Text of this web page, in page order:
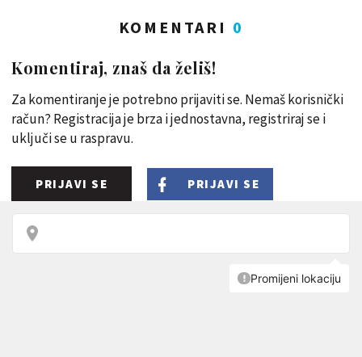
KOMENTARI 0
Komentiraj, znaš da želiš!
Za komentiranje je potrebno prijaviti se. Nemaš korisnički
račun? Registracija je brza i jednostavna, registriraj se i
uključi se u raspravu.
PRIJAVI SE PRIJAVI SE